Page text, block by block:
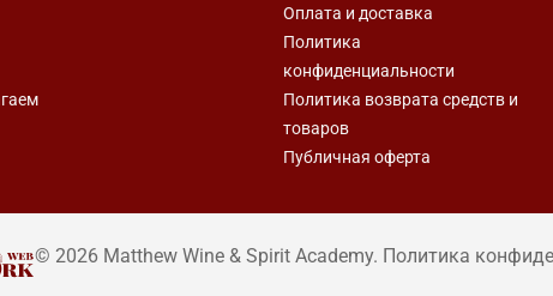
Оплата и доставка
Политика
конфиденциальности
Политика возврата средств и
товаров
Публичная оферта
© 2026 Matthew Wine & Spirit Academy. Политика